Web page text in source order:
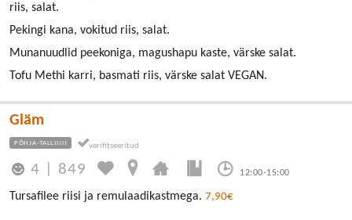
riis, salat.
Pekingi kana, vokitud riis, salat.
Munanuudlid peekoniga, magushapu kaste, värske salat.
Tofu Methi karri, basmati riis, värske salat VEGAN.
Gläm
PÕHJA-TALLINN
4 849 12:00-15:00
Tursafilee riisi ja remulaadikastmega. 7,90€